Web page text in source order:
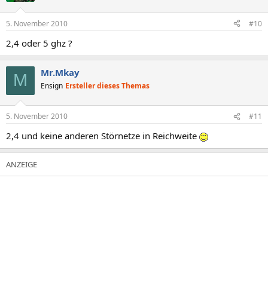
5. November 2010 #10
2,4 oder 5 ghz ?
M Mr.Mkay
Ensign Ersteller dieses Themas
5. November 2010 #11
2,4 und keine anderen Störnetze in Reichweite